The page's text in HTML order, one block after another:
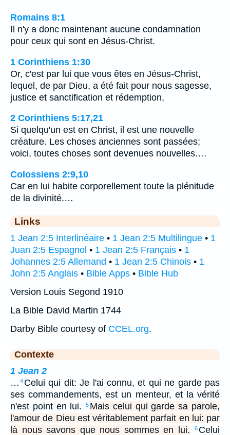
Romains 8:1
Il n'y a donc maintenant aucune condamnation
pour ceux qui sont en Jésus-Christ.
1 Corinthiens 1:30
Or, c'est par lui que vous êtes en Jésus-Christ,
lequel, de par Dieu, a été fait pour nous sagesse,
justice et sanctification et rédemption,
2 Corinthiens 5:17,21
Si quelqu'un est en Christ, il est une nouvelle
créature. Les choses anciennes sont passées;
voici, toutes choses sont devenues nouvelles.…
Colossiens 2:9,10
Car en lui habite corporellement toute la plénitude
de la divinité.…
Links
1 Jean 2:5 Interlinéaire • 1 Jean 2:5 Multilingue • 1
Juan 2:5 Espagnol • 1 Jean 2:5 Français • 1
Johannes 2:5 Allemand • 1 Jean 2:5 Chinois • 1
John 2:5 Anglais • Bible Apps • Bible Hub
Version Louis Segond 1910
La Bible David Martin 1744
Darby Bible courtesy of CCEL.org.
Contexte
1 Jean 2
… 4 Celui qui dit: Je l'ai connu, et qui ne garde pas
ses commandements, est un menteur, et la vérité
n'est point en lui.
5 Mais celui qui garde sa parole,
l'amour de Dieu est véritablement parfait en lui: par
là nous savons que nous sommes en lui.
6 Celui